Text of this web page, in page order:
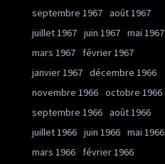
septembre 1967 août 1967
juillet 1967 juin 1967 mai 1967
mars 1967
février 1967
janvier 1967 décembre 1966
novembre 1966 octobre 1966
septembre 1966 août 1966
juillet 1966 juin 1966 mai 1966
mars 1966
février 1966